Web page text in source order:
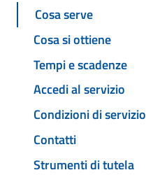
Cosa serve
Cosa si ottiene
Tempi e scadenze
Accedi al servizio
Condizioni di servizio
Contatti
Strumenti di tutela